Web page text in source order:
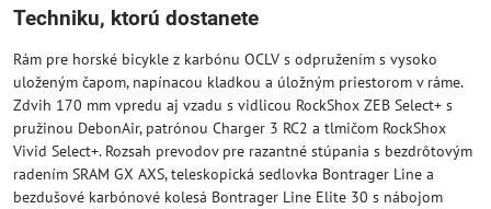
Techniku, ktorú dostanete
Rám pre horské bicykle z karbónu OCLV s odpružením s vysoko
uloženým čapom, napínacou kladkou a úložným priestorom v ráme.
Zdvih 170 mm vpredu aj vzadu s vidlicou RockShox ZEB Select+ s
pružinou DebonAir, patrónou Charger 3 RC2 a tlmičom RockShox
Vivid Select+. Rozsah prevodov pre razantné stúpania s bezdrôtovým
radením SRAM GX AXS, teleskopická sedlovka Bontrager Line a
bezdušové karbónové kolesá Bontrager Line Elite 30 s nábojom